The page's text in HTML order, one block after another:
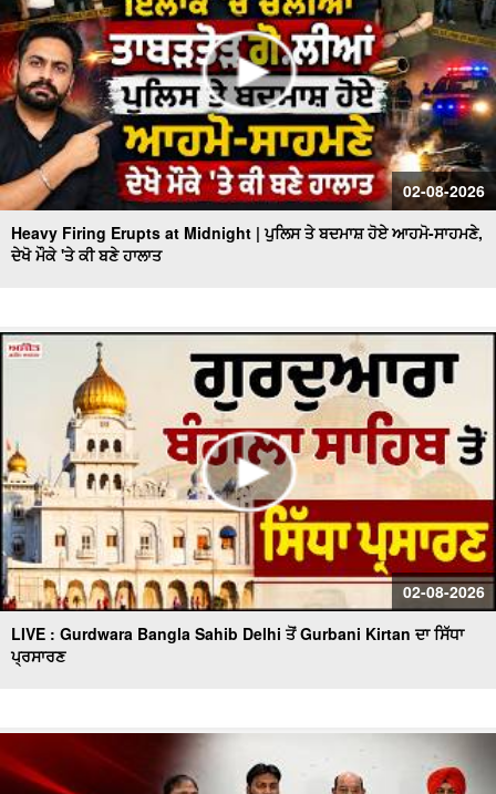
02-08-2026
Heavy Firing Erupts at Midnight | ਪੁਲਿਸ ਤੇ ਬਦਮਾਸ਼ ਹੋਏ ਆਹਮੋ-ਸਾਹਮਣੇ,
ਦੇਖੋ ਮੌਕੇ 'ਤੇ ਕੀ ਬਣੇ ਹਾਲਾਤ
02-08-2026
LIVE : Gurdwara Bangla Sahib Delhi ਤੋਂ Gurbani Kirtan ਦਾ ਸਿੱਧਾ
ਪ੍ਰਸਾਰਣ